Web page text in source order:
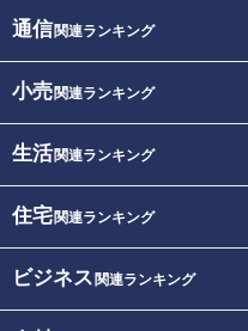
通信関連ランキング
小売関連ランキング
生活関連ランキング
住宅関連ランキング
ビジネス 関連ランキング